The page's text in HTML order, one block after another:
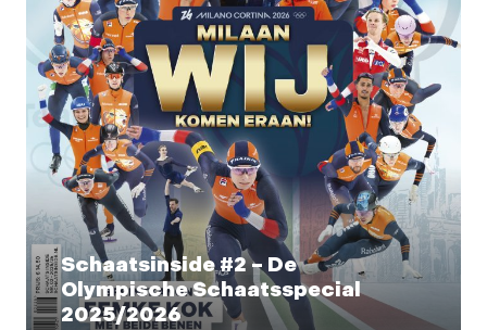
Schaatsinside #2 – De
Olympische Schaatsspecial
2025/2026